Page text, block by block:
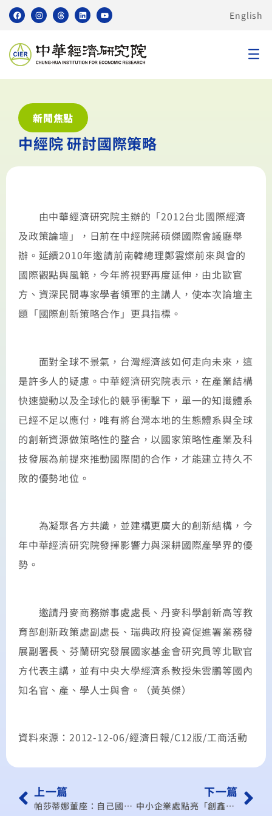
English
新聞焦點
中經院 研討國際策略
由中華經濟研究院主辦的「2012台北國際經濟
及政策論壇」，日前在中經院蔣碩傑國際會議廳舉
辦。延續2010年邀請前南韓總理鄭雲燦前來與會的
國際觀點與風範，今年將視野再度延伸，由北歐官
方、資深民間專家學者領軍的主講人，使本次論壇主
題「國際創新策略合作」更具指標。
面對全球不景氣，台灣經濟該如何走向未來，這
是許多人的疑慮。中華經濟研究院表示，在產業結構
快速變動以及全球化的競爭衝擊下，單一的知識體系
已經不足以應付，唯有將台灣本地的生態體系與全球
的創新資源做策略性的整合，以國家策略性產業及科
技發展為前提來推動國際間的合作，才能建立持久不
敗的優勢地位。
為凝聚各方共識，並建構更廣大的創新結構，今
年中華經濟研究院發揮影響力與深耕國際產學界的優
勢。
邀請丹麥商務辦事處處長、丹麥科學創新高等教
育部創新政策處副處長、瑞典政府投資促進署業務發
展副署長、芬蘭研究發展國家基金會研究員等北歐官
方代表主講，並有中央大學經濟系教授朱雲鵬等國內
知名官、產、學人士與會。（黃英傑）
資料來源：2012-12-06/經濟日報/C12版/工商活動
上一篇
帕莎蒂娜董座：自己國家自己救
下一篇
中小企業處點亮「創鑫生活」 打造三金企業 葉雲龍：運用「高值化」與掌握「消費端」達成價值創新